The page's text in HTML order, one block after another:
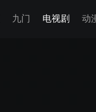
九门 电视剧 动